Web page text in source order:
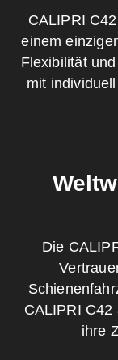
CALIPRI
einem
Flexibilität
mit
Die
CALIPRI C42
ihre